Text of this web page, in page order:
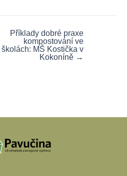
Příklady dobré praxe
kompostování ve
školách: MŠ Kostička v
Kokoníně →